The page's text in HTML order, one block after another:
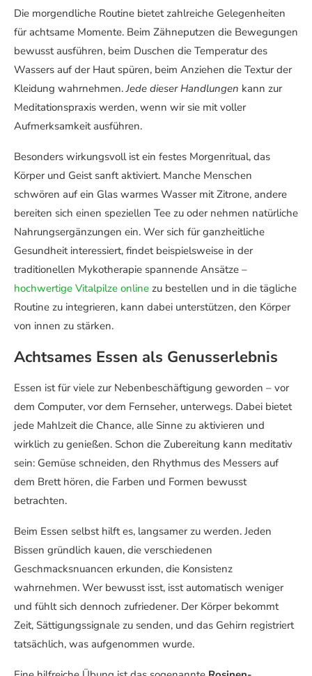
Die morgendliche Routine bietet zahlreiche Gelegenheiten
für achtsame Momente. Beim Zähneputzen die Bewegungen
bewusst ausführen, beim Duschen die Temperatur des
Wassers auf der Haut spüren, beim Anziehen die Textur der
Kleidung wahrnehmen.Jede dieser Handlungen kann zur
Meditationspraxis werden, wenn wir sie mit voller
Aufmerksamkeit ausführen.
Besonders wirkungsvoll ist ein festes Morgenritual, das
Körper und Geist sanft aktiviert. Manche Menschen
schwören auf ein Glas warmes Wasser mit Zitrone, andere
bereiten sich einen speziellen Tee zu oder nehmen natürliche
Nahrungsergänzungen ein. Wer sich für ganzheitliche
Gesundheit interessiert, findet beispielsweise in der
traditionellen Mykotherapie spannende Ansätze –
hochwertige Vitalpilze online zu bestellen und in die tägliche
Routine zu integrieren, kann dabei unterstützen, den Körper
von innen zu stärken.
Achtsames Essen als Genusserlebnis
Essen ist für viele zur Nebenbeschäftigung geworden – vor
dem Computer, vor dem Fernseher, unterwegs. Dabei bietet
jede Mahlzeit die Chance, alle Sinne zu aktivieren und
wirklich zu genießen. Schon die Zubereitung kann meditativ
sein: Gemüse schneiden, den Rhythmus des Messers auf
dem Brett hören, die Farben und Formen bewusst
betrachten.
Beim Essen selbst hilft es, langsamer zu werden. Jeden
Bissen gründlich kauen, die verschiedenen
Geschmacksnuancen erkunden, die Konsistenz
wahrnehmen. Wer bewusst isst, isst automatisch weniger
und fühlt sich dennoch zufriedener. Der Körper bekommt
Zeit, Sättigungssignale zu senden, und das Gehirn registriert
tatsächlich, was aufgenommen wurde.